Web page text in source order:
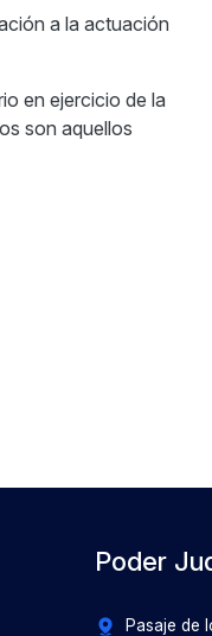
a la actuación
en ejercicio de la
son aquellos
Poder
Pasaje de